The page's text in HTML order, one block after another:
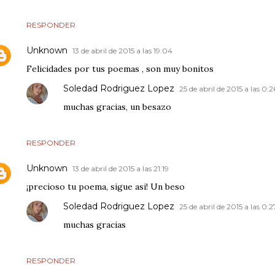
RESPONDER
Unknown 13 de abril de 2015 a las 19:04
Felicidades por tus poemas , son muy bonitos
RESPONDER
Soledad Rodriguez Lopez 25 de abril de 2015 a las
muchas gracias, un besazo
Unknown 13 de abril de 2015 a las 21:19
¡precioso tu poema, sigue asi! Un beso
RESPONDER
Soledad Rodriguez Lopez 25 de abril de 2015 a las
muchas gracias